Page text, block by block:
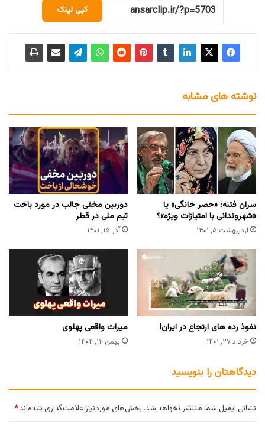
کپی لینک
نوشته های مشابه
سران فتنه؛ «حصر خانگی» یا
«شهروندانی با امتیازات ویژه»؟
اردیبهشت ۵, ۱۴۰۱
دوربین مخفی جالب در مورد باخت
تیم ملی در قطر
آذر ۱۵, ۱۴۰۱
نفوذ رده های ارتجاع در ایران!
خرداد ۲۷, ۱۴۰۱
میراث واقعی پهلوی
بهمن ۱۲, ۱۴۰۴
دیدگاهتان را بنویسید
نشانی ایمیل شما منتشر نخواهد شد. بخش‌های موردنیاز علامت‌گذاری شده‌اند*